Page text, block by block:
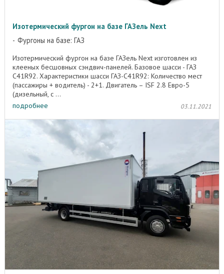
Изотермический фургон на базе ГАЗель Next
Фургоны на базе: ГАЗ
Изотермический фургон на базе ГАЗель Next изготовлен из
клееных бесшовных сэндвич-панелей. Базовое шасси - ГАЗ
C41R92. Характеристики шасси ГАЗ-C41R92: Количество мест
(пассажиры + водитель) - 2+1. Двигатель – ISF 2.8 Евро-5
(дизельный, с ...
подробнее
03.11.2021